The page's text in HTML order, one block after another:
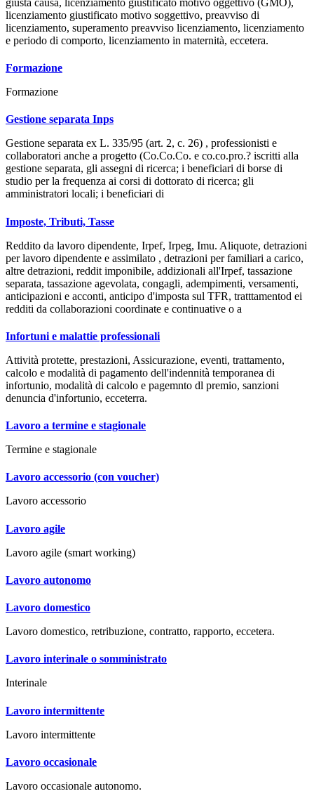
licenziamento giustificato motivo soggettivo, preavviso di
licenziamento, superamento preavviso licenziamento, licenziamento
e periodo di comporto, licenziamento in maternità, eccetera.
Formazione
Formazione
Gestione separata Inps
Gestione separata ex L. 335/95 (art. 2, c. 26) , professionisti e
collaboratori anche a progetto (Co.Co.Co. e co.co.pro.? iscritti alla
gestione separata, gli assegni di ricerca; i beneficiari di borse di
studio per la frequenza ai corsi di dottorato di ricerca; gli
amministratori locali; i beneficiari di
Imposte, Tributi, Tasse
Reddito da lavoro dipendente, Irpef, Irpeg, Imu. Aliquote, detrazioni
per lavoro dipendente e assimilato , detrazioni per familiari a carico,
altre detrazioni, reddit imponibile, addizionali all'Irpef, tassazione
separata, tassazione agevolata, congagli, adempimenti, versamenti,
anticipazioni e acconti, anticipo d'imposta sul TFR, tratttamentod ei
redditi da collaborazioni coordinate e continuative o a
Infortuni e malattie professionali
Attività protette, prestazioni, Assicurazione, eventi, trattamento,
calcolo e modalità di pagamento dell'indennità temporanea di
infortunio, modalità di calcolo e pagemnto dl premio, sanzioni
denuncia d'infortunio, ecceterra.
Lavoro a termine e stagionale
Termine e stagionale
Lavoro accessorio (con voucher)
Lavoro accessorio
Lavoro agile
Lavoro agile (smart working)
Lavoro autonomo
Lavoro domestico
Lavoro domestico, retribuzione, contratto, rapporto, eccetera.
Lavoro interinale o somministrato
Interinale
Lavoro intermittente
Lavoro intermittente
Lavoro occasionale
Lavoro occasionale autonomo.